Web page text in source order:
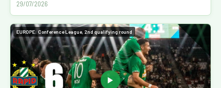
29/07/2026
▶
EUROPE: Conference League, 2nd qualifying round